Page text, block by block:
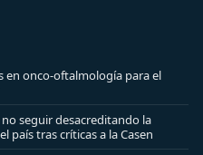
en onco-oftalmología para el
seguir desacreditando la
país tras críticas a la Casen